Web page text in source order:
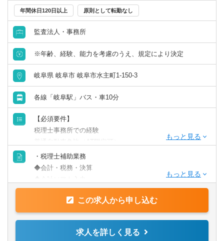
年間休日120日以上 原則として転勤なし
監査法人・事務所
※年齢、経験、能力を考慮のうえ、規定により決定
岐阜県 岐阜市 岐阜市水主町1-150-3
各線「岐阜駅」バス・車10分
【必須要件】
税理士事務所での経験
普通自動車免許（AT限定可）
【歓迎要件】
税理士科目合格または有資格者
向上心・向学心を持ち、自分を高めていきたい方
お客様や社内でのコミュニケーションを大切にできる方
長期的に前線で活躍できる方
【入社後の流れ】
・税理士補助業務
◆会計・税務・決算
◆会計ソフト入力
◆自計化指導
◆相続・贈与税対策
この求人から申し込む
求人を詳しく見る